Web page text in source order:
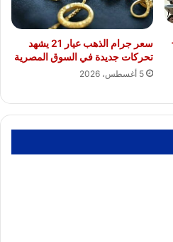
سعر جرام الذهب عيار 21 يشهد
تحركات جديدة في السوق المصرية
5 أغسطس، 2026